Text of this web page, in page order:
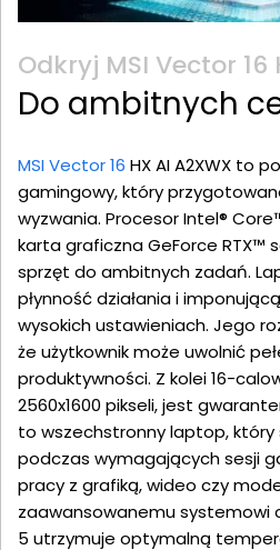
Odkryj MSI Vector 16
Do ambitnych
MSI Vector 16 HX AI A2XWX to
gamingowy, który
wyzwania. Procesor Intel®
karta graficzna GeForce RTX™
sprzęt do ambitnych zadań.
płynność działania i
wysokich ustawieniach. Jego
że użytkownik może uwolnić
produktywności. Z kolei 16-
2560x1600 pikseli, jest
to wszechstronny laptop, który
podczas wymagających sesji
pracy z grafiką, wideo czy
zaawansowanemu systemowi
5 utrzymuje optymalną